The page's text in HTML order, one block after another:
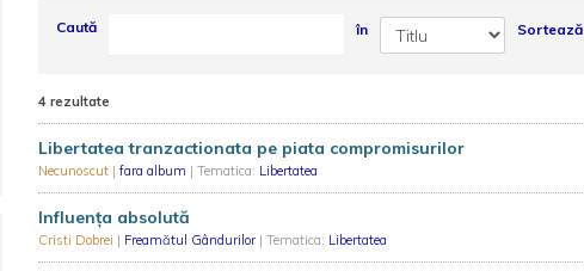
Caută în Sortează
4 rezultate
Libertatea tranzactionata pe piata compromisurilor
Necunoscut | fara album | Tematica: Libertatea
Influenţa absolută
Cristi Dobrei | Freamătul Gândurilor | Tematica: Libertatea